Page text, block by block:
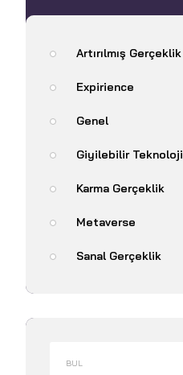
Artırılmış Gerçeklik
Expirience
Genel
Giyilebilir Teknoloji
Karma Gerçeklik
Metaverse
Sanal Gerçeklik